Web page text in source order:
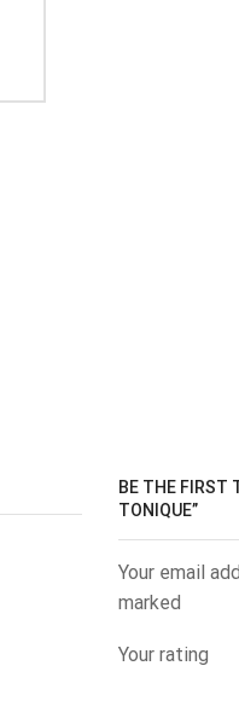
BE THE FIRST
TONIQUE”
Your email
marked
Your rating